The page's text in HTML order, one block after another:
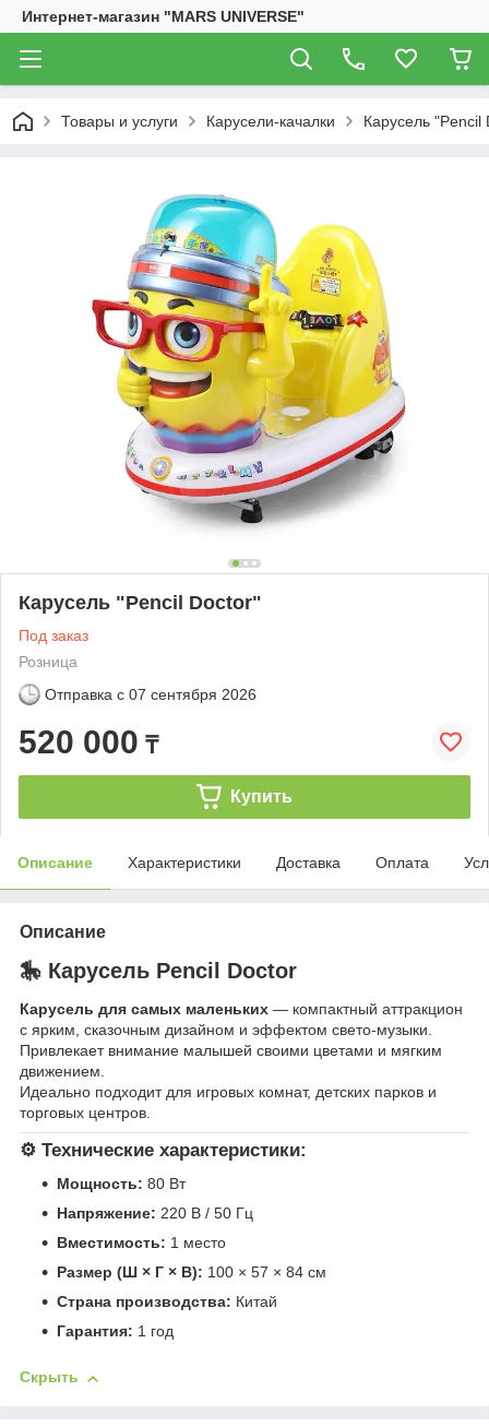
Интернет-магазин "MARS UNIVERSE"
Товары и услуги Карусели-качалки Карусель "Pencil
Карусель "Pencil Doctor"
Под заказ
Розница
Отправка с 07 сентября 2026
520 000 ₸
Купить
Описание Характеристики Доставка Оплата
Описание
🎠 Карусель Pencil Doctor
Карусель для самых маленьких — компактный аттракцион
с ярким, сказочным дизайном и эффектом свето-музыки.
Привлекает внимание малышей своими цветами и мягким
движением.
Идеально подходит для игровых комнат, детских парков и
торговых центров.
⚙️ Технические характеристики:
Мощность: 80 Вт
Напряжение: 220 В / 50 Гц
Вместимость: 1 место
Размер (Ш × Г × В): 100 × 57 × 84 см
Страна производства: Китай
Гарантия: 1 год
Скрыть